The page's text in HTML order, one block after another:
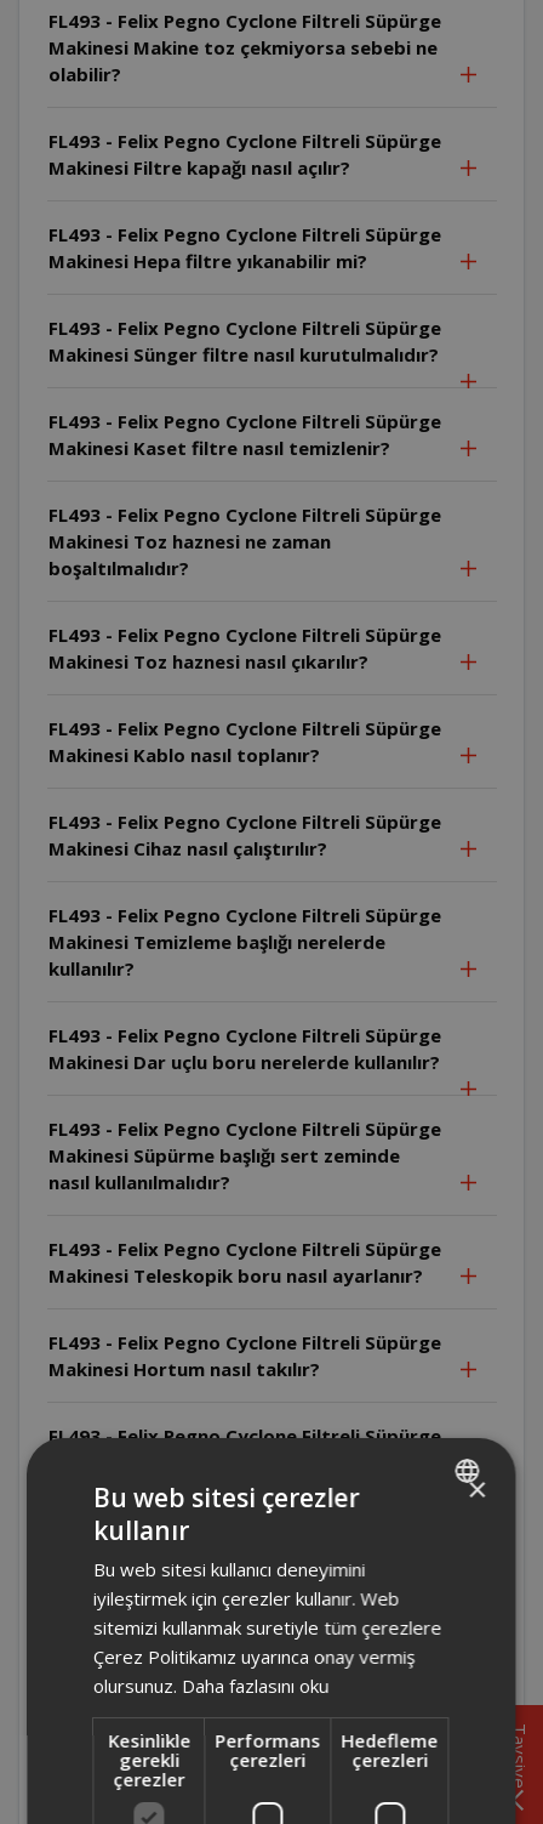
FL493 - Felix Pegno Cyclone Filtreli Süpürge
Makinesi Makine toz çekmiyorsa sebebi ne
olabilir?
FL493 - Felix Pegno Cyclone Filtreli Süpürge
Makinesi Filtre kapağı nasıl açılır?
FL493 - Felix Pegno Cyclone Filtreli Süpürge
Makinesi Hepa filtre yıkanabilir mi?
FL493 - Felix Pegno Cyclone Filtreli Süpürge
Makinesi Sünger filtre nasıl kurutulmalıdır?
FL493 - Felix Pegno Cyclone Filtreli Süpürge
Makinesi Kaset filtre nasıl temizlenir?
FL493 - Felix Pegno Cyclone Filtreli Süpürge
Makinesi Toz haznesi ne zaman
boşaltılmalıdır?
FL493 - Felix Pegno Cyclone Filtreli Süpürge
Makinesi Toz haznesi nasıl çıkarılır?
FL493 - Felix Pegno Cyclone Filtreli Süpürge
Makinesi Kablo nasıl toplanır?
FL493 - Felix Pegno Cyclone Filtreli Süpürge
Makinesi Cihaz nasıl çalıştırılır?
FL493 - Felix Pegno Cyclone Filtreli Süpürge
Makinesi Temizleme başlığı nerelerde
kullanılır?
FL493 - Felix Pegno Cyclone Filtreli Süpürge
Makinesi Dar uçlu boru nerelerde kullanılır?
FL493 - Felix Pegno Cyclone Filtreli Süpürge
Makinesi Süpürme başlığı sert zeminde
nasıl kullanılmalıdır?
FL493 - Felix Pegno Cyclone Filtreli Süpürge
Makinesi Teleskopik boru nasıl ayarlanır?
FL493 - Felix Pegno Cyclone Filtreli Süpürge
Makinesi Hortum nasıl takılır?
FL493 - Felix Pegno Cyclone Filtreli Süpürge
kullanılabilir mi?
Makinesi Cihazı temizlemeden önce ne
yapılmalıdır?
FL493 - Felix Pegno Cyclone Filtreli Süpürge
FL493 - Felix Pegno Cyclone Filtreli Süpürge
Makinesi Cihaz ticari amaçla kullanılabilir
Tavsiye
×
Bu web sitesi çerezler
kullanır
Bu web sitesi kullanıcı deneyimini
iyileştirmek için çerezler kullanır. Web
sitemizi kullanmak suretiyle tüm çerezlere
Çerez Politikamız uyarınca onay vermiş
olursunuz. Daha fazlasını oku
Kesinlikle
gerekli
çerezler
Performans
çerezleri
Hedefleme
çerezleri